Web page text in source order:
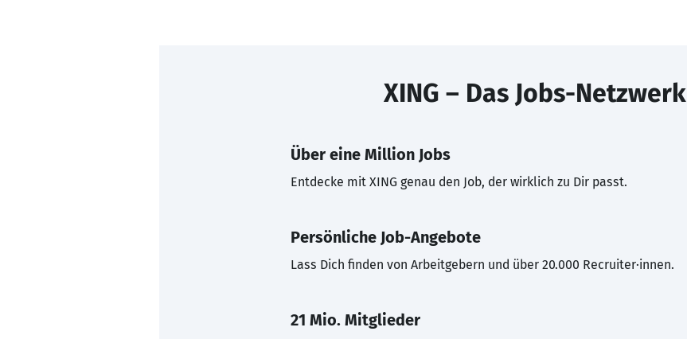
XING – Das Jobs-Netzwerk
Über eine Million Jobs
Entdecke mit XING genau den Job, der wirklich zu Dir passt.
Persönliche Job-Angebote
Lass Dich finden von Arbeitgebern und über 20.000 Recruiter·innen.
21 Mio. Mitglieder